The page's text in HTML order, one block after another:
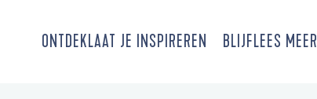
ONTDEKLAAT JE INSPIREREN BLIJFLEES MEER